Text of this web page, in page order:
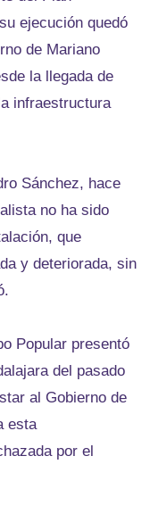
ejecución quedó
de Mariano
la llegada de
infraestructura
Sánchez, hace
no ha sido
que
y deteriorada, sin
Popular presentó
del pasado
al Gobierno de
esta
por el